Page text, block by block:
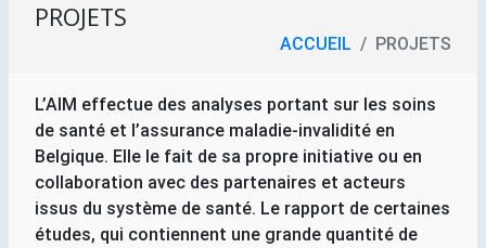
PROJETS
ACCUEIL PROJETS
L’AIM effectue des analyses portant sur les soins
de santé et l’assurance maladie-invalidité en
Belgique. Elle le fait de sa propre initiative ou en
collaboration avec des partenaires et acteurs
issus du système de santé. Le rapport de certaines
études, qui contiennent une grande quantité de